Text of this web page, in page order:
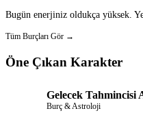
Bugün enerjiniz oldukça yüksek.
Tüm Burçları Gör →
Öne Çıkan Karakter
Gelecek Tahmincisi
Burç & Astroloji